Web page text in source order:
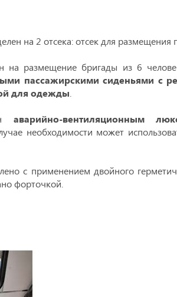
на 2 отсека: отсек для размещения
на размещение бригады из 6
пассажирскими сиденьями с
для одежды
аварийно-вентиляционным
необходимости может
с применением двойного
форточкой.